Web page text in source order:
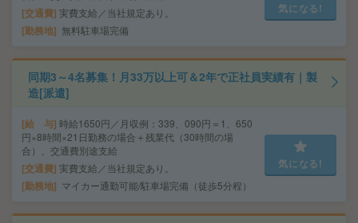
交通費 実費支給／当社規定あり。
勤務地 無料駐車場完備
気になる!
同期3～4名募集！月33万以上可＆2年で正社員実績有｜製
造[派遣]
給 与 時給1650円／月収例：339、090円＝1、650
円×8時間×21日勤務の場合＋残業代（30時間の場
合）、交通費別途支給
交通費 実費支給／当社規定あり。
勤務地 マイカー通勤可能/駐車場完備（徒歩5分程）
気になる!